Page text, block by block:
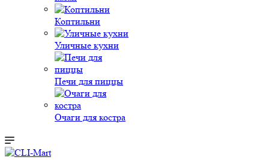
Коптильни
Уличные кухни
Печи для пиццы
Очаги для костра